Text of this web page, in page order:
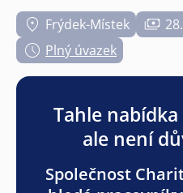
Frýdek-Místek
Plný úvazek
Tahle nabídka
ale není
Společnost